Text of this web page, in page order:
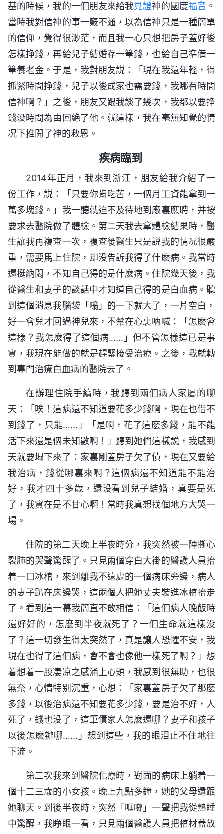
基的時候，我的一個朋友來給我見證神的國度福音 。
當時我對信神的事一竅不通，以為信神只是一種簡單
的信仰，覺得很渺茫，而且我一心只想把房子蓋好後
怎樣挣錢，再給兒子結婚存一筆錢，也給自己準備一
筆養老金。于是，我對朋友説：「現在我還年輕，得
抓緊時間挣錢，兒子以後成家也需要錢，我哪有時間
信神啊？」之後，朋友又跟我談了幾次，我都以要挣
錢没時間為由回絶了他。就這樣，我在毫無知覺的情
况下推開了神的救恩。
疾病臨到
2014年正月，我來到浙江，朋友給我介紹了一
份工作，説：「只要你肯吃苦，一個月工資能拿到一
萬多塊錢。」我一聽就迫不及待地到廠裏應聘，并按
要求去醫院做了體檢。第二天我去拿體檢結果時，醫
生讓我再複查一次，複查後醫生只是説我的情况很嚴
重，需要馬上住院，却没告訴我得了什麽病。我當時
還挺納悶，不知自己得的是什麽病。住院幾天後，我
從醫生和妻子的談話中才知道自己得的是白血病。聽
到這個消息我腦袋「嗡」的一下就大了，一片空白，
好一會兒才回過神兒來，不禁在心裏呐喊：「怎麽會
這樣？我怎麽得了這個病……」但不管怎樣這已是事
實，我現在能做的就是趕緊接受治療。之後，我就轉
到專門治療白血病的醫院去了。
在辦理住院手續時，我聽到兩個病人家屬的聊
天：「唉！這病還不知道要花多少錢啊，現在也借不
到錢了，只能……」「是啊，花了這麽多錢，能不能
活下來還是個未知數啊！」聽到她們這樣説，我感到
天就要塌下來了：家裏剛蓋房子欠了債，現在又要給
我治病，錢從哪裏來啊？這個病還不知道能不能治
好，我才四十多歲，還没看到兒子結婚，真要是死
了，我實在是不甘心啊！當時我真想找個地方大哭一
場。
住院的第二天晚上半夜時分，我突然被一陣撕心
裂肺的哭聲驚醒了。只見兩個穿白大褂的醫護人員抬
着一口冰棺，來到離我不遠處的一個病床旁邊，病人
的妻子趴在床邊哭，這兩個人把她丈夫裝進冰棺抬走
了。看到這一幕我簡直不敢相信：「這個病人晚飯時
還好好的，怎麽到半夜就死了？一個生命就這樣没
了？這一切發生得太突然了，真是讓人恐懼不安，我
現在也得了這個病，會不會也像他一樣死了啊？」想
着想着一股凄凉之感涌上心頭，我感到很無助，也很
無奈，心情特别沉重，心想：「家裏蓋房子欠了那麽
多錢，以後治病還不知要花多少錢，要是治不好，人
死了，錢也没了，這筆債家人怎麽還哪？妻子和孩子
以後怎麽辦哪……」想到這些，我的眼泪止不住地往
下流。
第二次我來到醫院化療時，對面的病床上躺着一
個十二三歲的小女孩。晚上九點多鐘，她的父母還跟
她聊天。到後半夜時，突然「哐啷」一聲把我從熟睡
中驚醒，我睁眼一看，只見兩個醫護人員把棺材蓋放